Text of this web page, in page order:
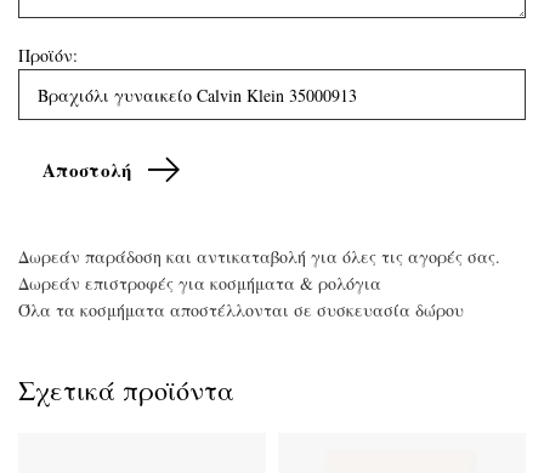
Προϊόν:
Δωρεάν παράδοση και αντικαταβολή για όλες τις αγορές σας.
Δωρεάν επιστροφές για κοσμήματα & ρολόγια
Όλα τα κοσμήματα αποστέλλονται σε συσκευασία δώρου
Σχετικά προϊόντα